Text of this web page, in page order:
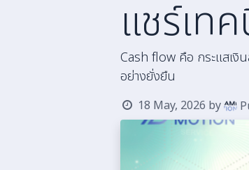
แชร์เท
Cash flow คือ กระแสเงิ
อย่างยั่งยืน
18 May, 2026 by